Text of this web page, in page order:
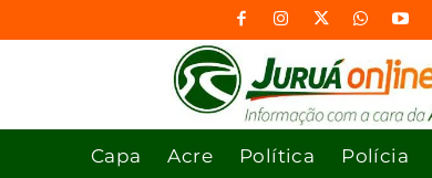
Capa Acre Política Polícia